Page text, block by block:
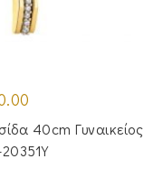
τιμή
είναι:
€1,350.00.
40cm Γυναικείος